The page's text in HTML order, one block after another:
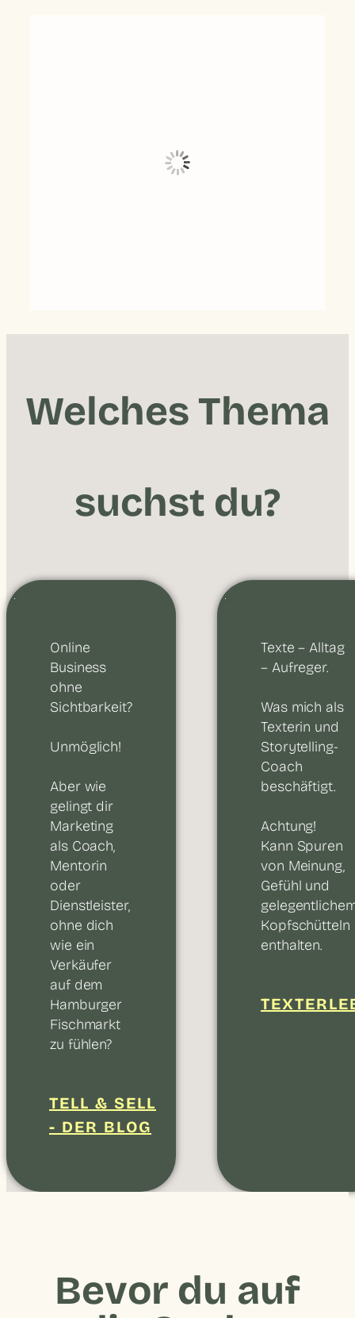
Welches Thema
suchst du?
Online
Business
ohne
Sichtbarkeit?
Unmöglich!
Aber wie
gelingt dir
Marketing
als Coach,
Mentorin
oder
Dienstleister,
ohne dich
wie ein
Verkäufer
auf dem
Hamburger
Fischmarkt
zu fühlen?
TELL & SELL
- DER BLOG
Texte – Alltag
– Aufreger.
Was mich als
Texterin und
Storytelling-
Coach
beschäftigt.
Achtung!
Kann Spuren
von Meinung,
Gefühl und
Kopfschütteln
enthalten.
Bevor du auf